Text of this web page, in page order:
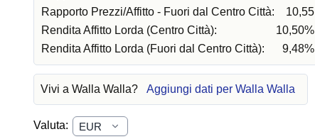
Rapporto Prezzi/Affitto - Fuori dal Centro Città:
10,55
Rendita Affitto Lorda (Centro Città):
10,50%
Rendita Affitto Lorda (Fuori dal Centro Città):
9,48%
Vivi a Walla Walla? Aggiungi dati per Walla Walla
Valuta: